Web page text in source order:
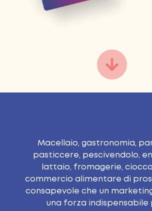
Macellaio, gastronomia,
pasticcere, pescivendolo,
lattaio, fromagerie,
commercio alimentare di
consapevole che un
una forza indispensabile